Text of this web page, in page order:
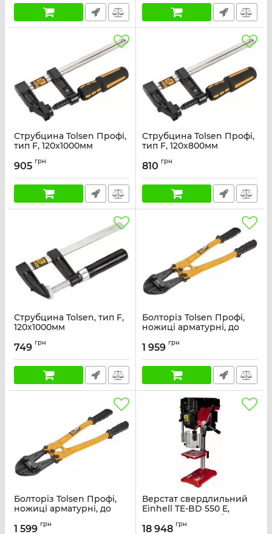
Струбцина Tolsen Профі,
тип F, 120x1000мм
905 грн
Струбцина Tolsen Профі,
тип F, 120x800мм
810 грн
Струбцина Tolsen, тип F,
120x1000мм
749 грн
Болторіз Tolsen Профі,
ножиці арматурні, до
прогумований, 900мм,
Артикул: 10064
1 959 грн
Болторіз Tolsen Профі,
ножиці арматурні, до
прогумований, 750мм,
1 599 грн
Верстат свердлильний
Einhell TE-BD 550 E,
550Вт, 450-2500 об·хв,
21.2кг
18 948 грн